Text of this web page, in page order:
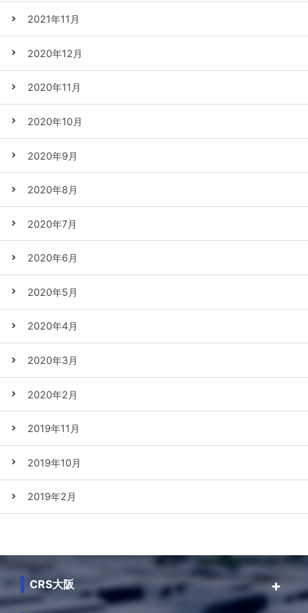
2021年11月
2020年12月
2020年11月
2020年10月
2020年9月
2020年8月
2020年7月
2020年6月
2020年5月
2020年4月
2020年3月
2020年2月
2019年11月
2019年10月
2019年2月
CRS大阪